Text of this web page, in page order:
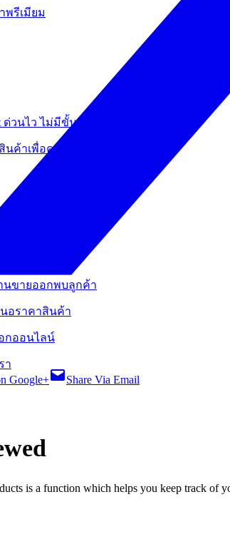
พรีเมียม
ด่วนไว ไม่มีขั้นต่ำ
นค้าเพื่อความยั่งยืน
รขาย
นขายออกพบลูกค้า
อราคาสินค้า
กออนไลน์
า
Google+ Share Via Email
is a function which helps you keep track of